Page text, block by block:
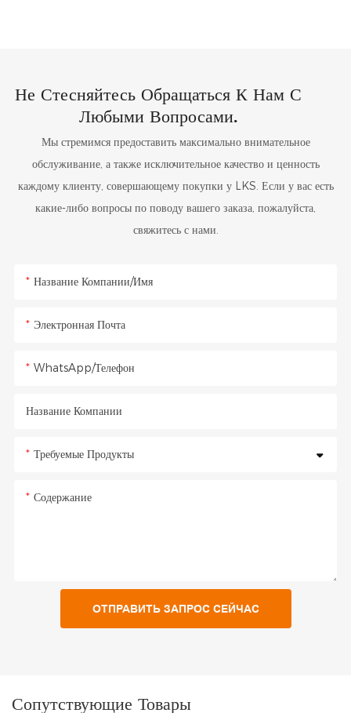
Не Стесняйтесь Обращаться К Нам С
Любыми Вопросами.
Мы стремимся предоставить максимально внимательное
обслуживание, а также исключительное качество и ценность
каждому клиенту, совершающему покупки у LKS. Если у вас есть
какие-либо вопросы по поводу вашего заказа, пожалуйста,
свяжитесь с нами.
Название Компании/Имя
Электронная Почта
WhatsApp/Телефон
Название Компании
Требуемые Продукты
Содержание
ОТПРАВИТЬ ЗАПРОС СЕЙЧАС
Сопутствующие Товары